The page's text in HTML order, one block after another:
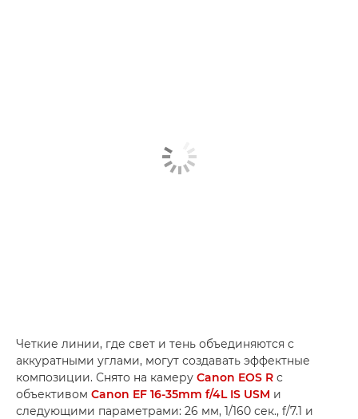
Четкие линии, где свет и тень объединяются с
аккуратными углами, могут создавать эффектные
композиции. Снято на камеру Canon EOS R с
объективом Canon EF 16-35mm f/4L IS USM и
следующими параметрами: 26 мм, 1/160 сек., f/7.1 и